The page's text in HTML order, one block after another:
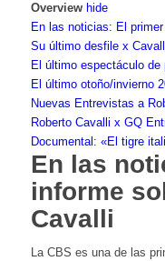
Overview hide
En las noticias: El
Su último desfile x
El último espectáculo de
El último otoño/invierno
Nuevas Entrevistas a
Roberto Cavalli x GQ
Documental: «El tigre
En las
informe
Cavalli
La CBS es una de las